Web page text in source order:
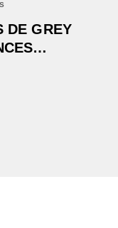
DE GREY